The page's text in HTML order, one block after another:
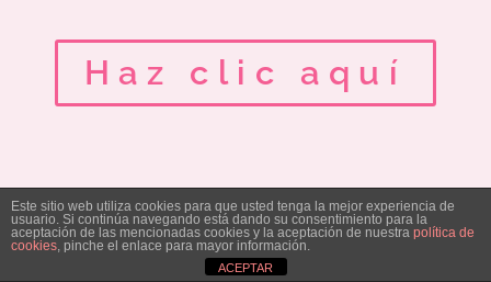
Haz clic aquí
Este sitio web utiliza cookies para que usted tenga la mejor experiencia de
usuario. Si continúa navegando está dando su consentimiento para la
aceptación de las mencionadas cookies y la aceptación de nuestra política de
cookies, pinche el enlace para mayor información.
ACEPTAR